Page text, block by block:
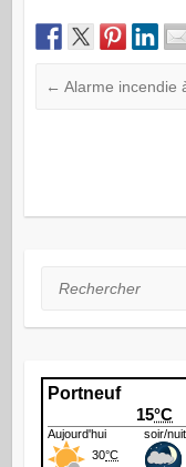
← Alarme incendie
Rechercher